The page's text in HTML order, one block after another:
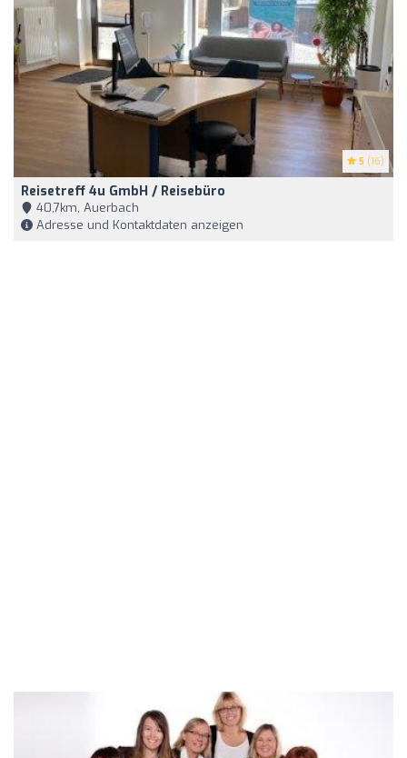
5 (16)
Reisetreff 4u GmbH / Reisebüro
40,7km, Auerbach
Adresse und Kontaktdaten anzeigen